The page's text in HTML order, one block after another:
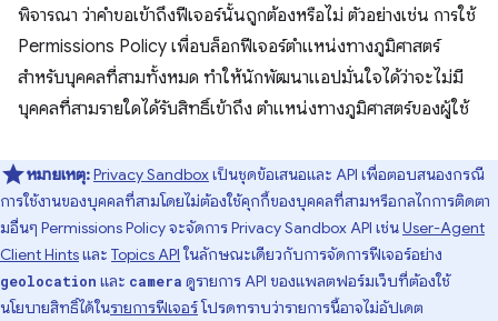
พิจารณา ว่าคำขอเข้าถึงฟีเจอร์นั้นถูกต้องหรือไม่ ตัวอย่างเช่น การใช้
Permissions Policy เพื่อบล็อกฟีเจอร์ตำแหน่งทางภูมิศาสตร์
สำหรับบุคคลที่สามทั้งหมด ทำให้นักพัฒนาแอปมั่นใจได้ว่าจะไม่มี
บุคคลที่สามรายใดได้รับสิทธิ์เข้าถึง ตำแหน่งทางภูมิศาสตร์ของผู้ใช้
หมายเหตุ:Privacy Sandboxเป็นชุดข้อเสนอและ API เพื่อตอบสนองกรณี
การใช้งานของบุคคลที่สามโดยไม่ต้องใช้คุกกี้ของบุคคลที่สามหรือกลไกการติดตา
มอื่นๆ Permissions Policy จะจัดการ Privacy Sandbox API เช่นUser-Agent
Client Hintsและ Topics API ในลักษณะเดียวกับการจัดการฟีเจอร์อย่าง
geolocation และ camera ดูรายการ API ของแพลตฟอร์มเว็บที่ต้องใช้
นโยบายสิทธิ์ได้ในรายการฟีเจอร์โปรดทราบว่ารายการนี้อาจไม่อัปเดต